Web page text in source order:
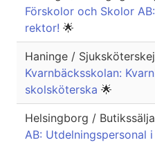
Förskolor och Skolor
rektor! 🌟
Haninge /
Kvarnbäcksskolan:
skolsköterska 🌟
Helsingborg /
AB: Utdelningspersonal